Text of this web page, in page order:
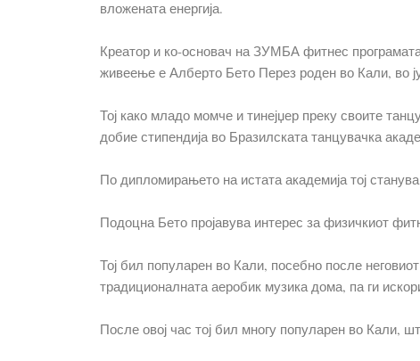
вложената енергија.
Креатор и ко-основач на ЗУМБА фитнес
живеење е Алберто Бето Перез роден во Кали, во
Тој како младо момче и тинејџер преку своите
добие стипендија во Бразилската танцувачка
По дипломирањето на истата академија тој
Подоцна Бето пројавува интерес за физичкиот
Тој бил популарен во Кали, посебно после
традиционалната аеробик музика дома, па ги
После овој час тој бил многу популарен во Кали,